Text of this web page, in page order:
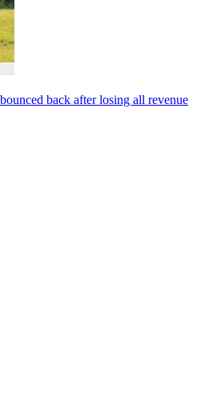
back after losing all revenue